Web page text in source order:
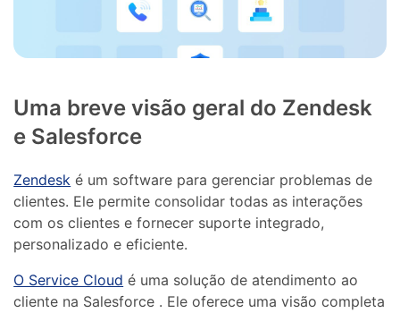
Uma breve visão geral do Zendesk
e Salesforce
Zendesk é um software para gerenciar problemas de
clientes. Ele permite consolidar todas as interações
com os clientes e fornecer suporte integrado,
personalizado e eficiente.
O Service Cloud é uma solução de atendimento ao
cliente na Salesforce . Ele oferece uma visão completa